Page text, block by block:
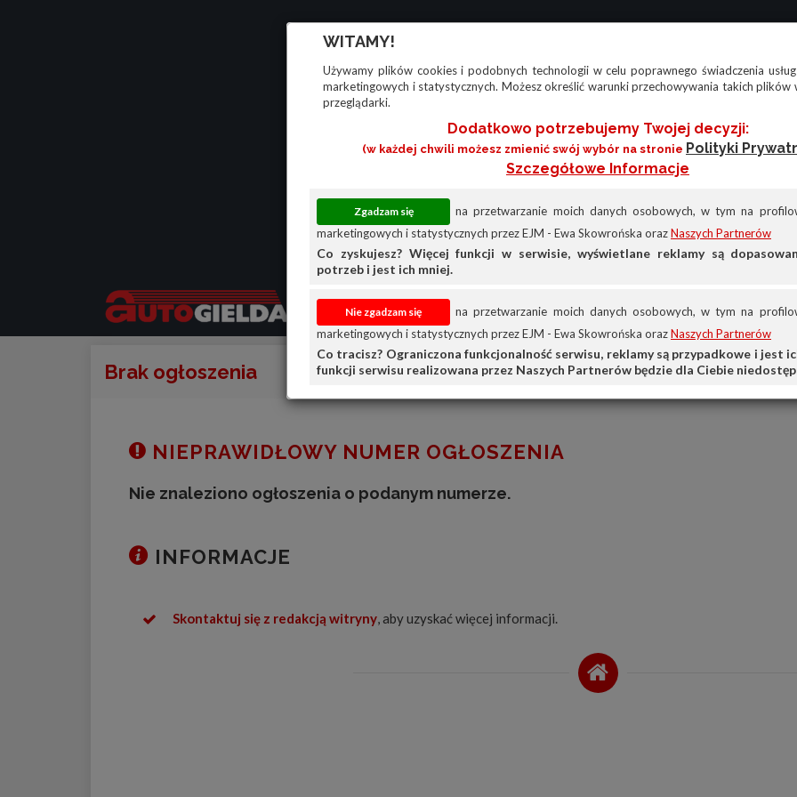
WITAMY!
Używamy plików cookies i podobnych technologii w celu poprawnego świadczenia
marketingowych i statystycznych. Możesz określić warunki przechowywania takich plików
przeglądarki.
Dodatkowo potrzebujemy Twojej decyzji:
(w każdej chwili możesz zmienić swój wybór na stronie Polityki
Szczegółowe Informacje
na przetwarzanie moich danych osobowych, w tym na
marketingowych i statystycznych przez EJM - Ewa Skowrońska orazNaszych Partnerów
Co zyskujesz? Więcej funkcji w serwisie, wyświetlane reklamy są
potrzeb i jest ich mniej.
na przetwarzanie moich danych osobowych, w tym na
marketingowych i statystycznych przez EJM - Ewa Skowrońska orazNaszych Partnerów
Co tracisz? Ograniczona funkcjonalność serwisu, reklamy są przypadkowe i jest
funkcji serwisu realizowana przez Naszych Partnerów będzie dla Ciebie
Brak ogłoszenia
NIEPRAWIDŁOWY NUMER OGŁOSZENIA
Nie znaleziono ogłoszenia o podanym numerze.
INFORMACJE
Skontaktuj się z redakcją witryny, aby uzyskać więcej informacji.